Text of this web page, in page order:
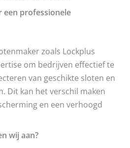
een professionele
zoals Lockplus
om bedrijven effectief te
van geschikte sloten en
Dit kan het verschil maken
en een verhoogd
wij aan?